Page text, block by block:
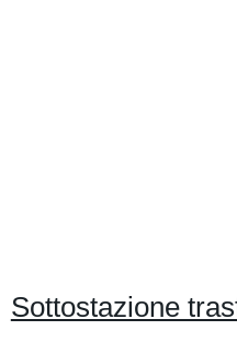
Sottostazione